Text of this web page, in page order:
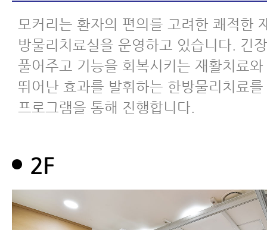
모커리는 환자의 편의를 고려한 쾌적한
방물리치료실을 운영하고 있습니다. 긴
풀어주고 기능을 회복시키는 재활치료
뛰어난 효과를 발휘하는 한방물리치료
프로그램을 통해 진행합니다.
2F